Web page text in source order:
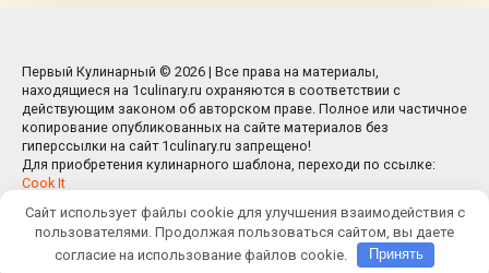
Первый Кулинарный © 2026 | Все права на материалы,
находящиеся на 1culinary.ru охраняются в соответствии с
действующим законом об авторском праве. Полное или частичное
копирование опубликованных на сайте материалов без
гиперссылки на сайт 1culinary.ru запрещено!
Для приобретения кулинарного шаблона, переходи по ссылке:
Cook It
Сайт использует файлы cookie для улучшения взаимодействия с
пользователями. Продолжая пользоваться сайтом, вы даете
согласие на использование файлов cookie.
Принять